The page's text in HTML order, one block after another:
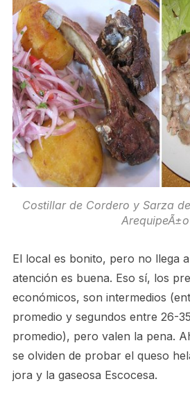
Costillar de Cordero y Sarza
ArequipeÃ±o
El local es bonito, pero no llega
atención es buena. Eso sí­, los
económicos, son intermedios
promedio y segundos entre 26-
promedio), pero valen la pena.
se olviden de probar el queso
jora y la gaseosa Escocesa.